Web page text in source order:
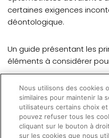
Téléoptométrie et
Ressources
NOUVELLES
MOT DU CPRO
certaines exigences
déontologique.
Un guide présentant les
éléments à considérer
(opens
Nous utilisons des cookies
similaires pour maintenir la
utilisateurs certains choix
pouvez refuser tous les
cliquant sur le bouton à
sur les cookies que nous